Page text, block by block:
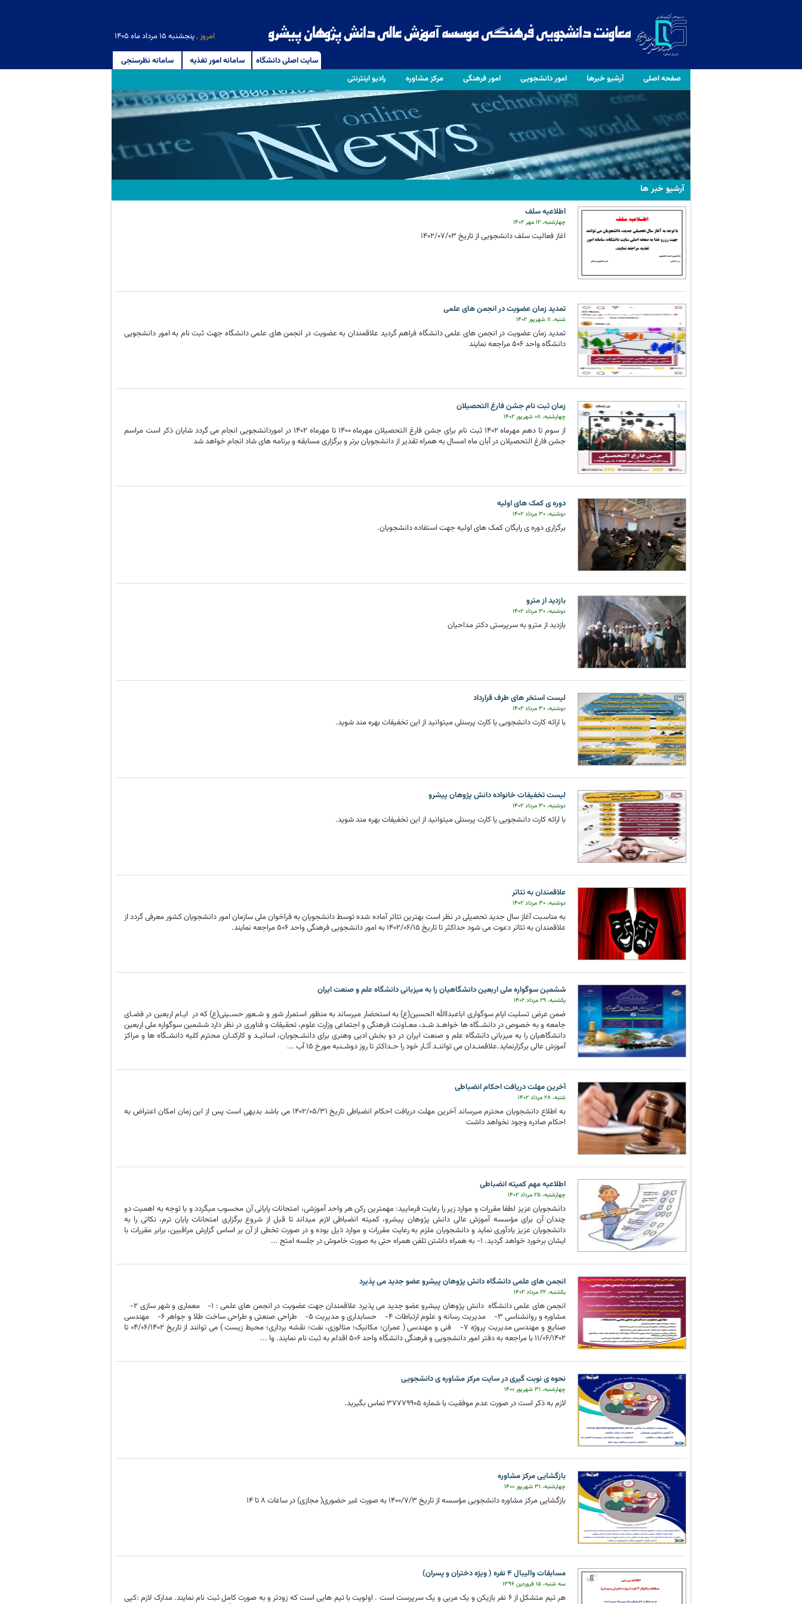
امروز ,پنجشنبه ۱۵ مرداد ماه ۱۴۰۵
سایت اصلی دانشگاه سامانه امور تغذیه
سامانه نظرسنجی
صفحه اصلی
آرشیو خبرها امور دانشجویی امور فرهنگی مرکز مشاوره رادیو اینترنتی
آرشیو خبر ها
اطلاعیه سلف
چهارشنبه، ۱۲ مهر ۱۴۰۲
اغاز فعالیت سلف دانشجویی از تاریخ 1402/07/03
تمدید زمان عضویت در انجمن های علمی
شنبه، ۱۱ شهریور ۱۴۰۲
تمدید زمان عضویت در انجمن های علمی دانشگاه فراهم گردید علاقمندان به عضویت در انجمن های علمی دانشگاه جهت ثبت نام به امور دانشجویی
دانشگاه واحد 506 مراجعه نمایند
زمان ثبت نام جشن فارغ التحصیلان
چهارشنبه، ۰۸ شهریور ۱۴۰۲
از سوم تا دهم مهرماه 1402 ثبت نام برای جشن فارغ التحصیلان مهرماه 1400 تا مهرماه 1402 در اموردانشجویی انجام می گردد شایان ذکر است مراسم
جشن فارغ التحصیلان در آبان ماه امسال به همراه تقدیر از دانشجویان برتر و برگزاری مسابقه و برنامه های شاد انجام خواهد شد
دوره ی کمک های اولیه
دوشنبه، ۳۰ مرداد ۱۴۰۲
برگزاری دوره ی رایگان کمک های اولیه جهت استفاده دانشجویان.
بازدید از مترو
دوشنبه، ۳۰ مرداد ۱۴۰۲
بازدید از مترو به سرپرستی دکتر مداحیان
لیست استخر های طرف قرارداد
دوشنبه، ۳۰ مرداد ۱۴۰۲
با ارائه کارت دانشجویی یا کارت پرسنلی میتوانید از این تخفیفات بهره مند شوید.
لیست تخفیفات خانواده دانش پژوهان پیشرو
دوشنبه، ۳۰ مرداد ۱۴۰۲
با ارائه کارت دانشجویی یا کارت پرسنلی میتوانید از این تخفیفات بهره مند شوید.
علاقمندان به تئاتر
دوشنبه، ۳۰ مرداد ۱۴۰۲
به مناسبت آغاز سال جدید تحصیلی در نظر است بهترین تئاتر آماده شده توسط دانشجویان به فراخوان ملی سازمان امور دانشجویان کشور معرفی گردد از
علاقمندان به تئاتر دعوت می شود حداکثر تا تاریخ 1402/06/15 به امور دانشجویی فرهنگی واحد 506 مراجعه نمایند.
ششمین سوگواره ملی اربعین دانشگاهیان را به میزبانی دانشگاه علم و صنعت ایران
یکشنبه، ۲۹ مرداد ۱۴۰۲
ضمن عرض تسلیت ایام سوگواری اباعبداﷲ الحسین(ع) به استحضار میرساند به منظور استمرار شور و شـعور حسـینی(ع) که در ایـام اربعین در فضـای
جامعه و به خصوص در دانشـگاه ها خواهـد شـد، معـاونت فرهنگی و اجتماعی وزارت علوم، تحقیقات و فناوری در نظر دارد ششمین سوگواره ملی اربعین
دانشگاهیان را به میزبانی دانشگاه علم و صنعت ایران در دو بخش ادبی وهنری برای دانشـجویان، اساتیـد و کارکنـان محترم کلیه دانشـگاه ها و مراکز
آموزش عالی برگزارنماید.علاقمنـدان می تواننـد آثـار خود را حـداکثر تا روز دوشـنبه مورخ 15 آب ...
آخرین مهلت دریافت احکام انضباطی
شنبه، ۲۸ مرداد ۱۴۰۲
به اطلاع دانشجویان محترم میرساند آخرین مهلت دریافت احکام انضباطی تاریخ 1402/05/31 می باشد بدیهی است پس از این زمان امکان اعتراض به
احکام صادره وجود نخواهد داشت
اطلاعیه مهم کمیته انضباطی
چهارشنبه، ۲۵ مرداد ۱۴۰۲
دانشجویان عزیز لطفا مقررات و موارد زیر را رعایت فرمایید: مهمترین رکن هر واحد آموزشی، امتحانات پایانی آن محسوب می­گردد و با توجه به اهمیت دو
چندان آن برای مؤسسه آموزش عالی دانش پژوهان پیشرو، کمیته انضباطی لازم می­داند تا قبل از شروع برگزاری امتحانات پایان ترم، نکاتی را به
دانشجویان عزیز یادآوری نماید و دانشجویان ملزم به رعایت مقررات و موارد ذیل بوده و در صورت تخطی از آن بر اساس گزارش مراقبین، برابر مقررات با
ایشان برخورد خواهد گردید. ۱- به همراه داشتن تلفن همراه حتی به صورت خاموش در جلسه امتح ...
انجمن های علمی دانشگاه دانش پژوهان پیشرو عضو جدید می پذیرد
یکشنبه، ۲۲ مرداد ۱۴۰۲
انجمن های علمی دانشگاه دانش پژوهان پیشرو عضو جدید می پذیرد علاقمندان جهت عضویت در انجمن های علمی : 1- معماری و شهر سازی 2-
مشاوره و روانشناسی 3- مدیریت رسانه و علوم ارتباطات 4- حسابداری و مدیریت 5- طراحی صنعتی و طراحی ساخت طلا و جواهر 6- مهندسی
صنایع و مهندسی مدیریت پروژه 7- فنی و مهندسی ( عمران؛ مکانیک؛ متالوزی، نفت؛ نقشه برداری؛ محیط زیست ) می توانند از تاریخ 04/06/1402 تا
11/06/1402 با مراجعه به دفتر امور دانشجویی و فرهنگی دانشگاه واحد 506 اقدام به ثبت نام نمایند. وا ...
نحوه ی نوبت گیری در سایت مرکز مشاوره ی دانشجویی
چهارشنبه، ۳۱ شهریور ۱۴۰۰
لازم به ذکر است در صورت عدم موفقیت با شماره 37779905 تماس بگیرید.
بازگشایی مرکز مشاوره
چهارشنبه، ۳۱ شهریور ۱۴۰۰
بازگشایی مرکز مشاوره دانشجویی مؤسسه از تاریخ 1400/7/3 به صورت غیر حضوری( مجازی) در ساعات 8 تا 14
مسابقات والیبال 4 نفره ( ویژه دختران و پسران)
سه شنبه، ۱۵ فروردین ۱۳۹۶
هر تیم متشکل از 6 نفر بازیکن و یک مربی و یک سرپرست است . اولویت با تیم هایی است که زودتر و به صورت کامل ثبت نام نمایند. مدارک لازم :کپی